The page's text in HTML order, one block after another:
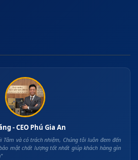
- CEO Phú Gia An
Tâm và có trách nhiệm, Chúng tôi luôn đem đến
mật chất lượng tốt nhất giúp khách hàng gìn